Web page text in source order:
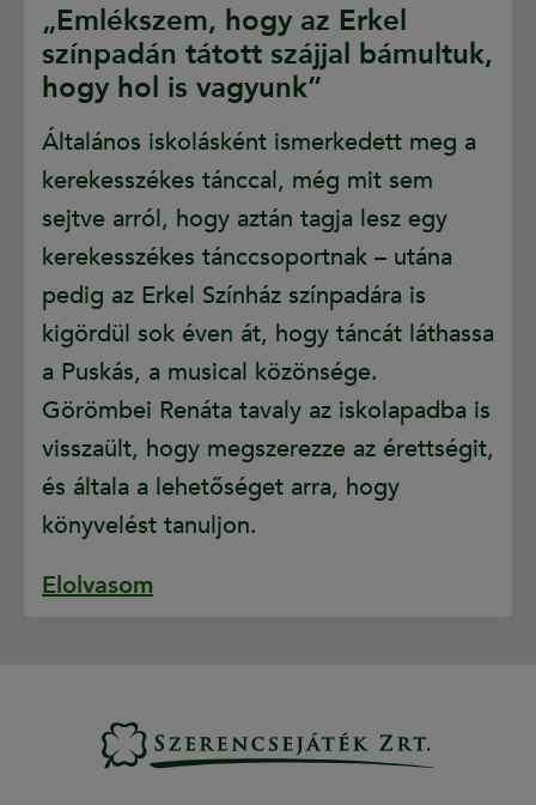
„Emlékszem, hogy az Erkel
színpadán tátott szájjal bámultuk,
hogy hol is vagyunk”
Általános iskolásként ismerkedett meg a
kerekesszékes tánccal, még mit sem
sejtve arról, hogy aztán tagja lesz egy
kerekesszékes tánccsoportnak – utána
pedig az Erkel Színház színpadára is
kigördül sok éven át, hogy táncát láthassa
a Puskás, a musical közönsége.
Görömbei Renáta tavaly az iskolapadba is
visszaült, hogy megszerezze az érettségit,
és általa a lehetőséget arra, hogy
könyvelést tanuljon.
Elolvasom